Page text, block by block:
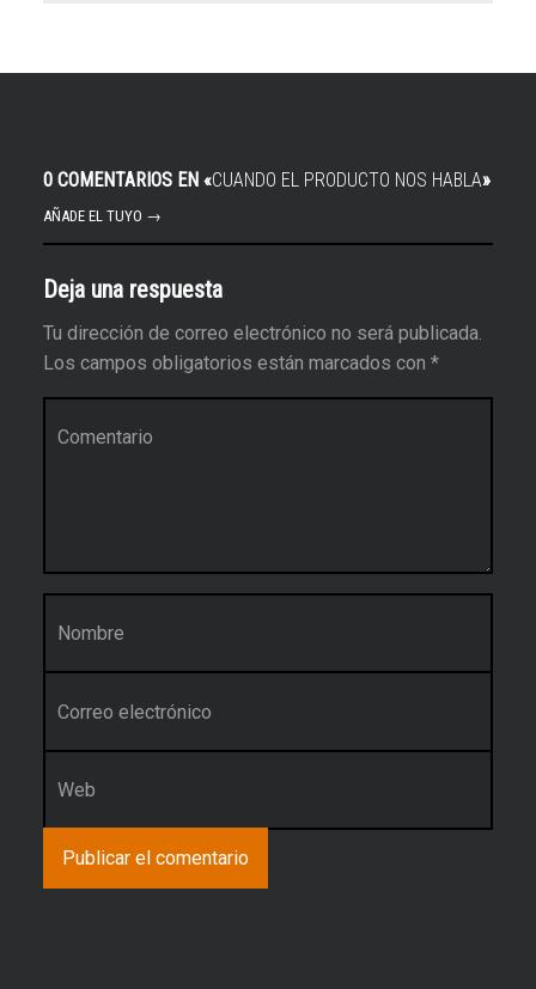
0 COMENTARIOS EN «CUANDO EL PRODUCTO NOS HABLA»
AÑADE EL TUYO →
Deja una respuesta
Tu dirección de correo electrónico no será publicada.
Los campos obligatorios están marcados con *
Nombre
*
Web